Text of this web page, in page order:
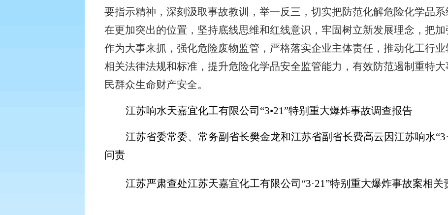
要指示精神，深刻汲取事故教训，举一反三，切实把防范化解危险化学品
在更加突出的位置，坚持底线思维和红线意识，牢固树立新发展理念，把
作为大事来抓，强化危险废物监管，严格落实企业主体责任，推动化工行
相关法律法规和标准，提升危险化学品安全监管能力，有效防范遏制重特
民群众生命财产安全。
江苏响水天嘉宜化工有限公司“3•21”特别重大爆炸事故调查报告
江苏省委常委、常务副省长樊金龙和江苏省副省长费高云因江苏响水“3·
问责
江苏严肃查处江苏天嘉宜化工有限公司 “3·21”特别重大爆炸事故案相关